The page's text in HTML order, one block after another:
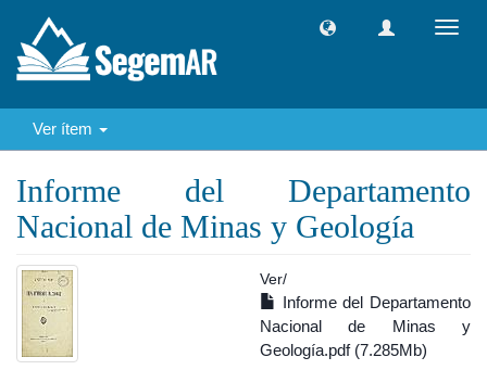
Ver ítem
Informe del Departamento
Nacional de Minas y Geología
Ver/
Informe del Departamento
Nacional de Minas y
Geología.pdf (7.285Mb)